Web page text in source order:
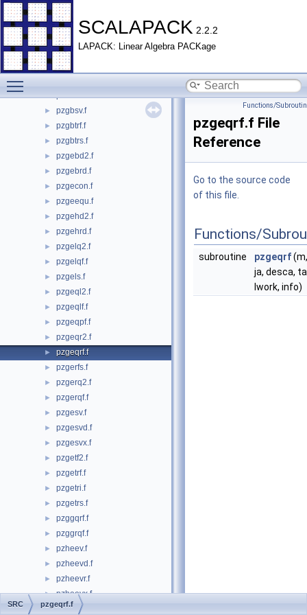
SCALAPACK 2.2.2
LAPACK: Linear Algebra PACKage
► pzdotc.c
► pzdotu.c
► pzdrscl.f
► pzdtsv.f
► pzdttrf.f
► pzdttrsv.f
► pzgbsv.f
► pzgbtrf.f
► pzgbtrs.f
► pzgebd2.f
► pzgebrd.f
► pzgecon.f
► pzgeequ.f
► pzgehd2.f
► pzgehrd.f
► pzgelq2.f
► pzgelqf.f
► pzgels.f
► pzgeql2.f
► pzgeqlf.f
► pzgeqpf.f
► pzgeqr2.f
► pzgeqrf.f
► pzgerfs.f
► pzgerq2.f
► pzgerqf.f
► pzgesv.f
► pzgesvd.f
► pzgesvx.f
► pzgetf2.f
► pzgetrf.f
► pzgetri.f
► pzgetrs.f
► pzggqrf.f
► pzggrqf.f
► pzheev.f
► pzheevd.f
► pzheevr.f
► pzheevx.f
► pzhegs2.f
Functions/
pzgeqrf.f File
Reference
Go to the source code
of this file.
Functions/
subroutine pzgeqrf
ja, desca,
lwork, info)
SRC pzgeqrf.f